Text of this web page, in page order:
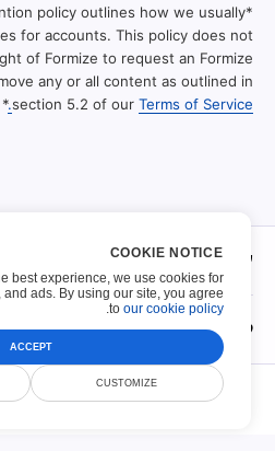
policy outlines how we usually
for accounts. This policy does not
of Formize to request an Formize
any or all content as outlined in
section 5.2 of our Terms of Service.
*
על אודות
על אודות
איש קשר
קובצי PDF הניתנים למילוי
קובצי PDF הניתנים למילוי © Scoutize Pty Ltd 2026. כל הזכויות שמורות.
COOKIE NOTICE
best experience, we use cookies for
ads. By using our site, you agree
to our cookie policy
.
ACCEPT
CUSTOMIZE